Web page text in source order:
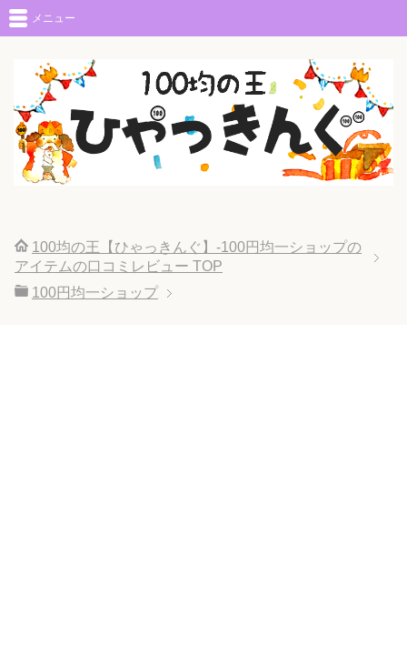
メニュー
100均の王【ひゃっきんぐ】-100円均一ショップの
アイテムの口コミレビュー TOP
100円均一ショップ